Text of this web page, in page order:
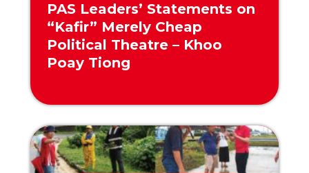
PAS Leaders’ Statements on
“Kafir” Merely Cheap
Political Theatre – Khoo
Poay Tiong